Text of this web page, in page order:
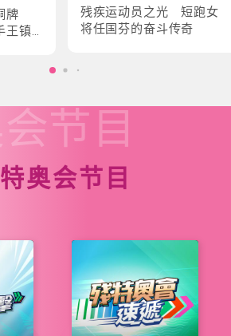
牌
王镇
残疾运动员之光 短跑女
将任国芬的奋斗传奇
奥会节目
节目